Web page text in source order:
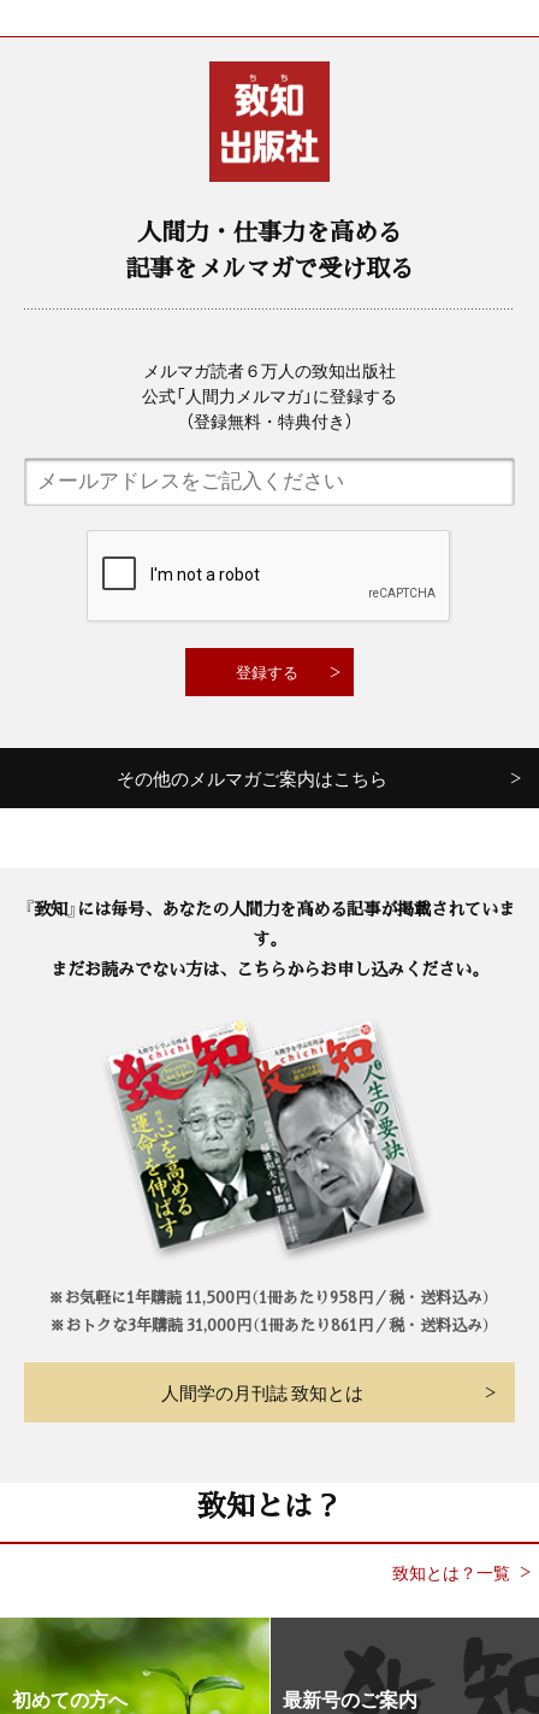
人間力・仕事力を高める
記事をメルマガで受け取る
メルマガ読者６万人の致知出版社
公式「人間力メルマガ」に登録する
（登録無料・特典付き）
その他のメルマガご案内はこちら
『致知』には毎号、あなたの人間力を高める記事が掲載されていま
す。
まだお読みでない方は、こちらからお申し込みください。
※お気軽に1年購読 11,500円（1冊あたり958円／税・送料込み）
※おトクな3年購読 31,000円（1冊あたり861円／税・送料込み）
人間学の月刊誌 致知とは
致知とは？
致知とは？一覧
初めての方へ 最新号のご案内